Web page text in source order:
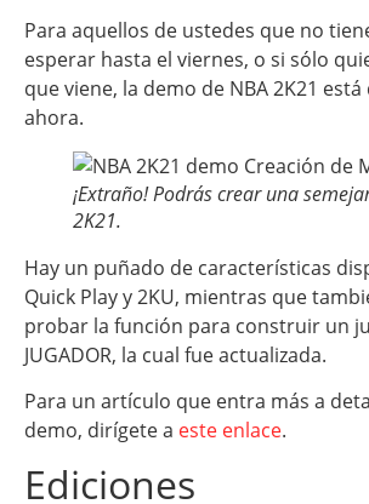
Para aquellos de ustedes que no
esperar hasta el viernes, o si sólo
que viene, la demo de NBA 2K21
ahora.
¡Extraño! Podrás crear una
2K21.
Hay un puñado de características
Quick Play y 2KU, mientras que
probar la función para construir un
JUGADOR, la cual fue actualizada.
Para un artículo que entra más a
demo, dirígete a este enlace.
Ediciones